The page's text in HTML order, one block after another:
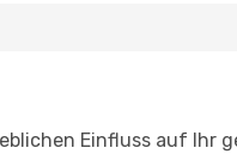
Einfluss auf Ihr